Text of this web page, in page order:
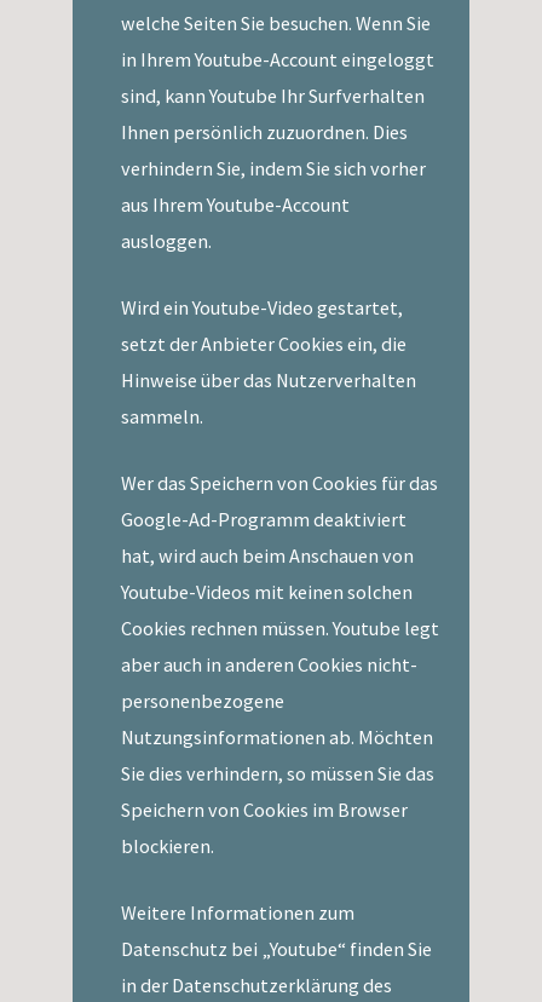
welche Seiten Sie besuchen. Wenn Sie
in Ihrem Youtube-Account eingeloggt
sind, kann Youtube Ihr Surfverhalten
Ihnen persönlich zuzuordnen. Dies
verhindern Sie, indem Sie sich vorher
aus Ihrem Youtube-Account
ausloggen.
Wird ein Youtube-Video gestartet,
setzt der Anbieter Cookies ein, die
Hinweise über das Nutzerverhalten
sammeln.
Wer das Speichern von Cookies für das
Google-Ad-Programm deaktiviert
hat, wird auch beim Anschauen von
Youtube-Videos mit keinen solchen
Cookies rechnen müssen. Youtube legt
aber auch in anderen Cookies nicht-
personenbezogene
Nutzungsinformationen ab. Möchten
Sie dies verhindern, so müssen Sie das
Speichern von Cookies im Browser
blockieren.
Weitere Informationen zum
Datenschutz bei „Youtube“ finden Sie
in der Datenschutzerklärung des